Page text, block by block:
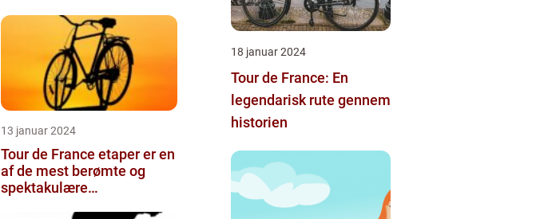
seere hver...
13 januar 2024
Tour de France etaper er en
af de mest berømte og
spektakulære
18 januar 2024
Tour de France: En
legendarisk rute gennem
historien